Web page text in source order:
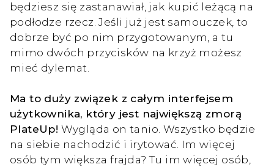
będziesz się zastanawiał, jak kupić leżącą na
podłodze rzecz. Jeśli już jest samouczek, to
dobrze być po nim przygotowanym, a tu
mimo dwóch przycisków na krzyż możesz
mieć dylemat.
Ma to duży związek z całym interfejsem
użytkownika, który jest największą zmorą
PlateUp! Wygląda on tanio. Wszystko będzie
na siebie nachodzić i irytować. Im więcej
osób tym większa frajda? Tu im więcej osób,